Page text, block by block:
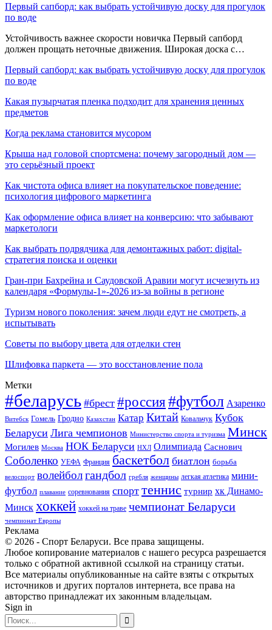
Первый сапборд: как выбрать устойчивую доску для прогулок
по воде
Устойчивость важнее скорости новичка Первый сапборд
должен прощать неточные движения. Широкая доска с…
Первый сапборд: как выбрать устойчивую доску для прогулок
по воде
Какая пузырчатая пленка подходит для хранения ценных
предметов
Когда реклама становится мусором
Крыша над головой спортсмена: почему загородный дом —
это серьёзный проект
Как чистота офиса влияет на покупательское поведение:
психология цифрового маркетинга
Как оформление офиса влияет на конверсию: что забывают
маркетологи
Как выбрать подрядчика для демонтажных работ: digital-
стратегия поиска и оценки
Гран-при Бахрейна и Саудовской Аравии могут исчезнуть из
календаря «Формулы-1»-2026 из-за войны в регионе
Туризм нового поколения: зачем люди едут не смотреть, а
испытывать
Советы по выбору цвета для отделки стен
Шлифовка паркета — это восстановление пола
Метки
#беларусь #брест #россия#футбол Азаренко
Витебск Гомель Гродно Казахстан Катар Китай Ковальчук Кубок
Беларуси Лига чемпионов Министерство спорта и туризма Минск
Могилев Москва НОК Беларуси НХЛ Олимпиада Саснович
Соболенко УЕФА Франция баскетбол биатлон борьба
велоспорт волейболгандбол гребля женщины легкая атлетика мини-
футбол плавание соревнования спорт теннис турнир хк Динамо-
Минск хоккей хоккей на траве чемпионат Беларуси
чемпионат Европы
Реклама
© 2026 - Спорт Беларуси. Все права защищены.
Любое копирование материалов с нашего ресурса разрешается
только с обратной активной ссылкой на страницу статьи.
Все материалы опубликованные на сайте взяты с открытых
источников и других порталов интернета, все права на
авторство принадлежат их законным владельцам.
Sign in